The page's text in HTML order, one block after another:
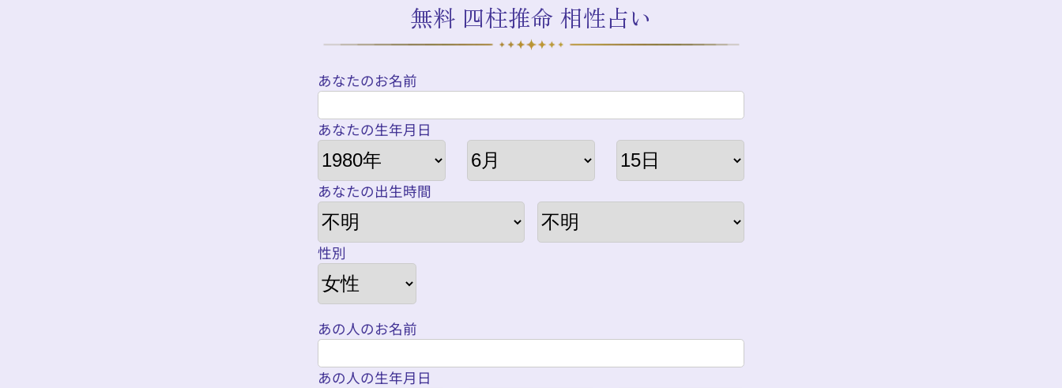
無料 四柱推命 相性占い
あなたのお名前
あなたの生年月日
あなたの出生時間
性別
あの人のお名前
あの人の生年月日